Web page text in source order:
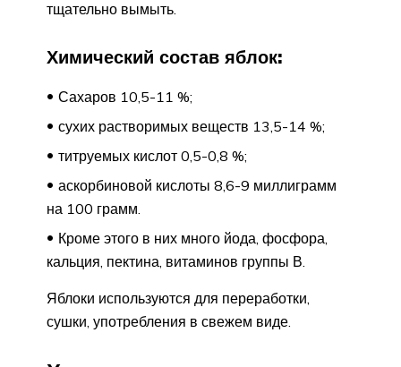
тщательно вымыть.
Химический состав яблок:
Сахаров 10,5-11 %;
сухих растворимых веществ 13,5-14 %;
титруемых кислот 0,5-0,8 %;
аскорбиновой кислоты 8,6-9 миллиграмм
на 100 грамм.
Кроме этого в них много йода, фосфора,
кальция, пектина, витаминов группы В.
Яблоки используются для переработки,
сушки, употребления в свежем виде.